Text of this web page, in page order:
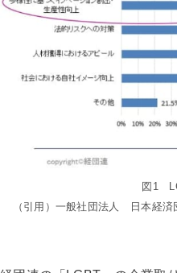
図1
（引用）一般社団法人 日本経済